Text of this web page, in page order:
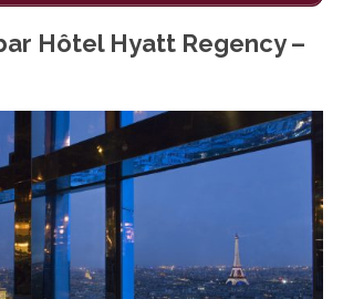
Hôtel Hyatt Regency –